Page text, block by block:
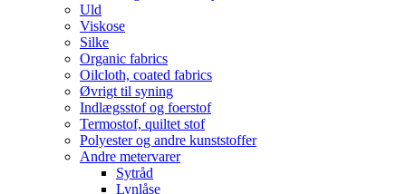
Uld
Viskose
Silke
Organic fabrics
Oilcloth, coated fabrics
Øvrigt til syning
Indlægsstof og foerstof
Termostof, quiltet stof
Polyester og andre kunststoffer
Andre metervarer
Sytråd
Lynlåse